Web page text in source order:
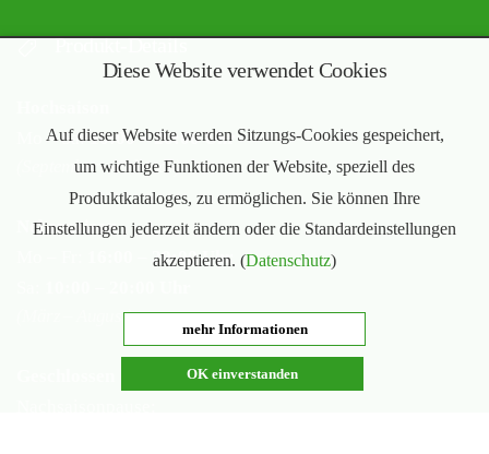
Produkt-Details
Mo – Sa:10:00 – 20:00 Uhr
(September – Februar)
Nebensaison
16:00 – 20:00 Uhr
(März – August)
Diese Website verwendet Cookies
Auf dieser Website werden Sitzungs-Cookies gespeichert,
um wichtige Funktionen der Website, speziell des
Produktkataloges, zu ermöglichen. Sie können Ihre
Einstellungen jederzeit ändern oder die Standardeinstellungen
akzeptieren. (Datenschutz)
mehr Informationen
OK einverstanden